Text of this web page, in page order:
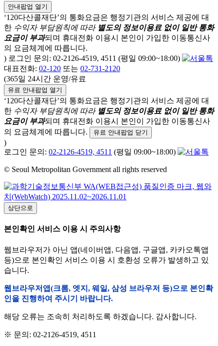
안내팝업 열기
‘120다산콜재단’의 통화요금은 행정기관의 서비스 제공에 대
한 수익자 부담원칙에 따라 별도의 정보이용료 없이 일반 통화
요금이 부과되며 휴대전화 이용시 본인이 가입한 이동통신사
의 요금체계에 따릅니다.
) 로그인 문의: 02-2126-4519, 4511 (평일 09:00~18:00)
대표전화: 02-120 또는 02-731-2120
(365일 24시간 운영/유료
유료 안내팝업 열기
‘120다산콜재단’의 통화요금은 행정기관의 서비스 제공에 대
한 수익자 부담원칙에 따라 별도의 정보이용료 없이 일반 통화
요금이 부과되며 휴대전화 이용시 본인이 가입한 이동통신사
의 요금체계에 따릅니다.
유료 안내팝업 닫기
)
로그인 문의: 02-2126-4519, 4511 (평일 09:00~18:00)
© Seoul Metropolitan Government all rights reserved
상단으로
본인확인 서비스 이용 시 주의사항
웹브라우저가 아닌 앱(네이버앱, 다음앱, 구글앱, 카카오톡앱
등)으로 본인확인 서비스 이용 시 호환성 오류가 발생하고 있
습니다.
웹브라우저앱(크롬, 엣지, 웨일, 삼성 브라우저 등)으로 본인확
인을 진행하여 주시기 바랍니다.
해당 오류는 조속히 처리하도록 하겠습니다. 감사합니다.
※ 문의: 02-2126-4519, 4511